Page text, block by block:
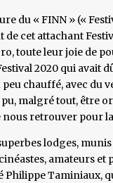
du « FINN » («
cet attachant
toute leur joie de
2020 qui avait
chauffé, avec du
pu, malgré tout, être
retrouver pour
lodges,
amateurs
Taminiaux,